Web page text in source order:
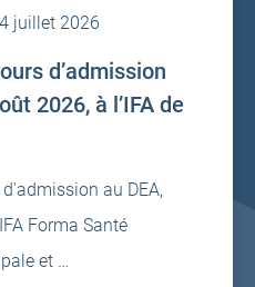
juillet 2026
d’admission
2026, à l’IFA de
au DEA,
Forma Santé
et …